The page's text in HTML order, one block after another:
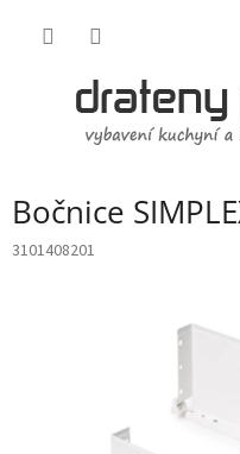
Bočnice
3101408201